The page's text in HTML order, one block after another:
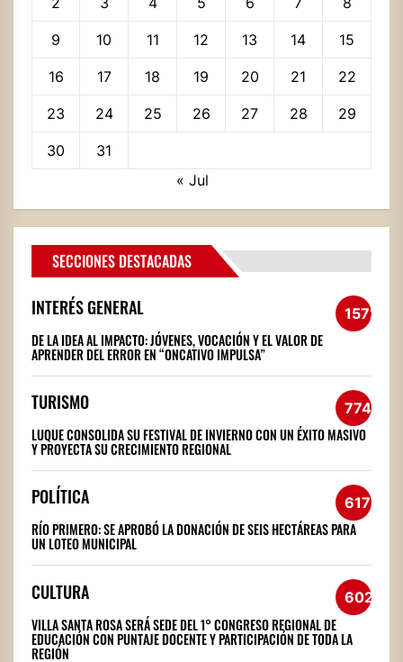
9 10 11 12 13 14 15
16 17 18 19 20 21 22
23 24 25 26 27 28 29
30
31
« Jul
SECCIONES DESTACADAS
INTERÉS GENERAL 1572
DE LA IDEA AL IMPACTO: JÓVENES, VOCACIÓN Y EL VALOR DE
APRENDER DEL ERROR EN “ONCATIVO IMPULSA”
TURISMO 774
LUQUE CONSOLIDA SU FESTIVAL DE INVIERNO CON UN ÉXITO MASIVO
Y PROYECTA SU CRECIMIENTO REGIONAL
POLÍTICA 617
RÍO PRIMERO: SE APROBÓ LA DONACIÓN DE SEIS HECTÁREAS PARA
UN LOTEO MUNICIPAL
CULTURA 602
VILLA SANTA ROSA SERÁ SEDE DEL 1° CONGRESO REGIONAL DE
EDUCACIÓN CON PUNTAJE DOCENTE Y PARTICIPACIÓN DE TODA LA
REGIÓN